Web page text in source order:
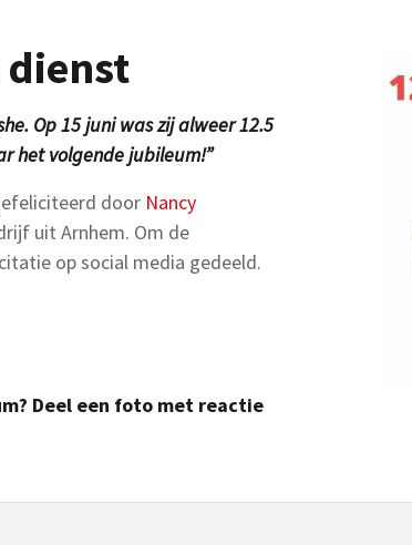
dienst
Op 15 juni was zij alweer 12.5
het volgende jubileum!”
door Nancy
uit Arnhem. Om de
op social media gedeeld.
Deel een foto met reactie